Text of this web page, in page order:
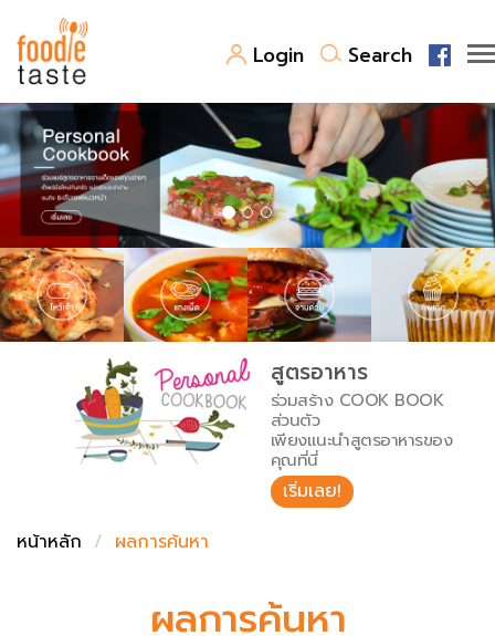
Login Search
สูตรอาหาร
สูตรอาหารล่าสุด
Top Foodie
พาไปชิม
สารพันก้นครัว
เคล็ดลับน่ารู้
เปรียบเทียบหน่วยการตวง
เปรียบเทียบอุณหภูมิ
เปรียบเทียบน้ำหนักวัตถุดิบ
FoodPedia
สร้าง Cookbook
สูตรอาหาร
ร่วมสร้าง COOK BOOK
ส่วนตัว
เพียงแนะนำสูตรอาหารของ
คุณที่นี่
เริ่มเลย!
หน้าหลัก
ผลการค้นหา
ผลการค้นหา